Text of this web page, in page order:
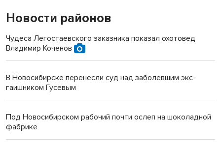
Новости районов
Чудеса Легостаевского заказника показал охотовед
Владимир Коченов
В Новосибирске перенесли суд над заболевшим экс-
гаишником Гусевым
Под Новосибирском рабочий почти ослеп на шоколадной
фабрике